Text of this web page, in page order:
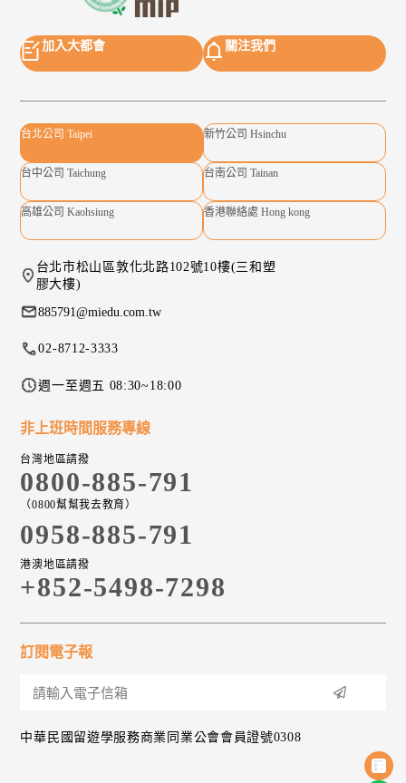
加入大都會 關注我們
台北公司 Taipei 新竹公司 Hsinchu
台中公司 Taichung 台南公司 Tainan
高雄公司 Kaohsiung 香港聯絡處 Hong kong
台北市松山區敦化北路102號10樓(三和塑
膠大樓)
885791@miedu.com.tw
02-8712-3333
週一至週五 08:30~18:00
非上班時間服務專線
台灣地區請撥
0800-885-791
（0800幫幫我去教育）
0958-885-791
港澳地區請撥
+852-5498-7298
訂閱電子報
中華民國留遊學服務商業同業公會會員證號0308